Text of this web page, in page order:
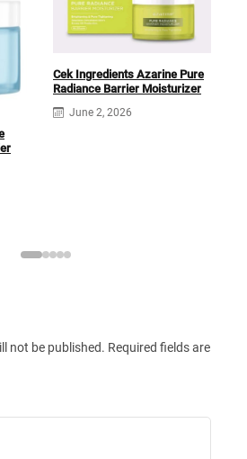
Cek Ingredients Azarine Pure
Radiance Barrier Moisturizer
June 2, 2026
not be published. Required fields are